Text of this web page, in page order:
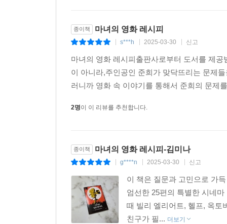
종이책 마녀의 영화 레시피
s***h 2025-03-30 신고
마녀의 영화 레시피출판사로부터 도서를 제
이 아니라,주인공인 준희가 맞닥뜨리는 문제
러니까 영화 속 이야기를 통해서 준희의 문제
2명이 이 리뷰를 추천합니다.
종이책 마녀의 영화 레시피-김미나
g****n 2025-03-30 신고
이 책은 질문과 고민으로 가
엄선한 25편의 특별한 시네
때 빌리 엘리어트, 헬프, 옥토
친구가 필... 더보기